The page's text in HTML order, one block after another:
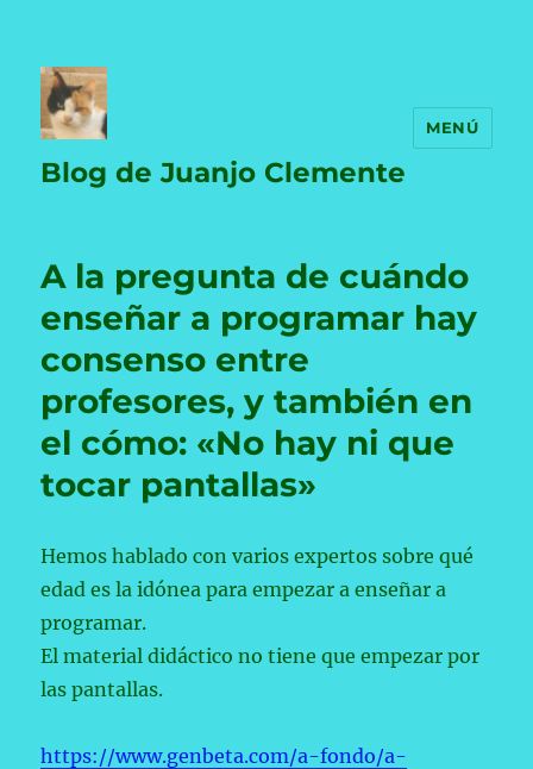
Blog de Juanjo Clemente
MENÚ
A la pregunta de cuándo
enseñar a programar hay
consenso entre
profesores, y también en
el cómo: «No hay ni que
tocar pantallas»
Hemos hablado con varios expertos sobre qué
edad es la idónea para empezar a enseñar a
programar.
El material didáctico no tiene que empezar por
las pantallas.
https://www.genbeta.com/a-fondo/a-